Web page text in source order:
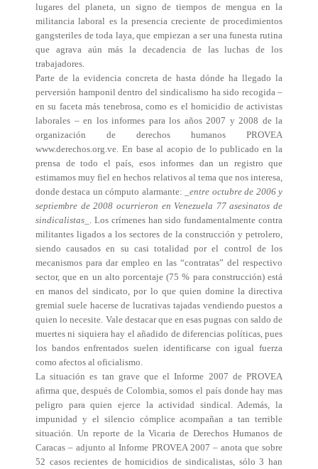
lugares del planeta, un signo de tiempos de mengua en la
militancia laboral es la presencia creciente de procedimientos
gangsteriles de toda laya, que empiezan a ser una funesta rutina
que agrava aún más la decadencia de las luchas de los
trabajadores.
Parte de la evidencia concreta de hasta dónde ha llegado la
perversión hamponil dentro del sindicalismo ha sido recogida –
en su faceta más tenebrosa, como es el homicidio de activistas
laborales – en los informes para los años 2007 y 2008 de la
organización de derechos humanos PROVEA
www.derechos.org.ve. En base al acopio de lo publicado en la
prensa de todo el país, esos informes dan un registro que
estimamos muy fiel en hechos relativos al tema que nos interesa,
donde destaca un cómputo alarmante: _entre octubre de 2006 y
septiembre de 2008 ocurrieron en Venezuela 77 asesinatos de
sindicalistas_
. Los crímenes han sido fundamentalmente contra
militantes ligados a los sectores de la construcción y petrolero,
siendo causados en su casi totalidad por el control de los
mecanismos para dar empleo en las “contratas” del respectivo
sector, que en un alto porcentaje (75 % para construcción) está
en manos del sindicato, por lo que quien domine la directiva
gremial suele hacerse de lucrativas tajadas vendiendo puestos a
quien lo necesite. Vale destacar que en esas pugnas con saldo de
muertes ni siquiera hay el añadido de diferencias políticas, pues
los bandos enfrentados suelen identificarse con igual fuerza
como afectos al oficialismo.
La situación es tan grave que el Informe 2007 de PROVEA
afirma que, después de Colombia, somos el país donde hay mas
peligro para quien ejerce la actividad sindical. Además, la
impunidad y el silencio cómplice acompañan a tan terrible
situación. Un reporte de la Vicaria de Derechos Humanos de
Caracas – adjunto al Informe PROVEA 2007 – anota que sobre
52 casos recientes de homicidios de sindicalistas, sólo 3 han